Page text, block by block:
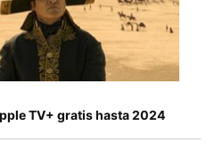
TV+ gratis hasta 2024